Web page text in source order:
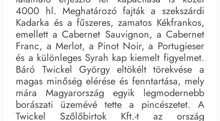
4000 hl. Meghatározó fajták a szekszárdi
Kadarka és a fűszeres, zamatos Kékfrankos,
emellett a Cabernet Sauvignon, a Cabernet
Franc, a Merlot, a Pinot Noir, a Portugieser
és a különleges Syrah kap kiemelt figyelmet.
Báró Twickel György eltökélt törekvése a
magas minőség elérése és fenntartása, mely
mára Magyarország egyik legmodernebb
borászati üzemévé tette a pincészetet. A
Twickel Szőlőbirtok Kft.-t az ország